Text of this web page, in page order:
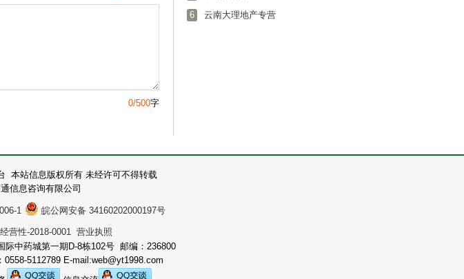
0/500字
6
云南大理地产专营
本站信息版权所有 未经许可不得转载
信息咨询有限公司
1 皖公网安备 34160202000197号
营性-2018-0001 营业执照
际中药城第一期D-8栋102号 邮编：236800
5112789 E-mail:web@yt1998.com